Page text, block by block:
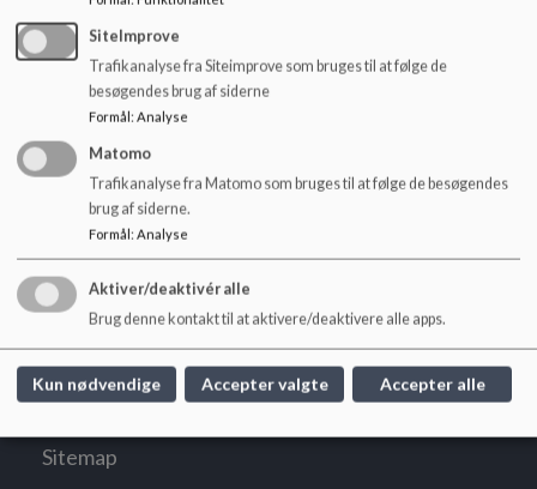
Souschef, Ulla-Stina Pedersen
Mail: ulpe04@frederiksberg.dk
Nykløveret
Nyelandsvej 75, 2000 Frederiksberg
nykloeveret@frederiksberg.dk
+45 38 21 13 90
EAN NR. 5798009171764
Sitemap
SiteImprove
Trafikanalyse fra Siteimprove som bruges til at følge de
besøgendes brug af siderne
Formål: Analyse
Matomo
Trafikanalyse fra Matomo som bruges til at følge de besøgendes
brug af siderne.
Formål: Analyse
Aktiver/deaktivér alle
Brug denne kontakt til at aktivere/deaktivere alle apps.
Kun nødvendige Accepter valgte Accepter alle